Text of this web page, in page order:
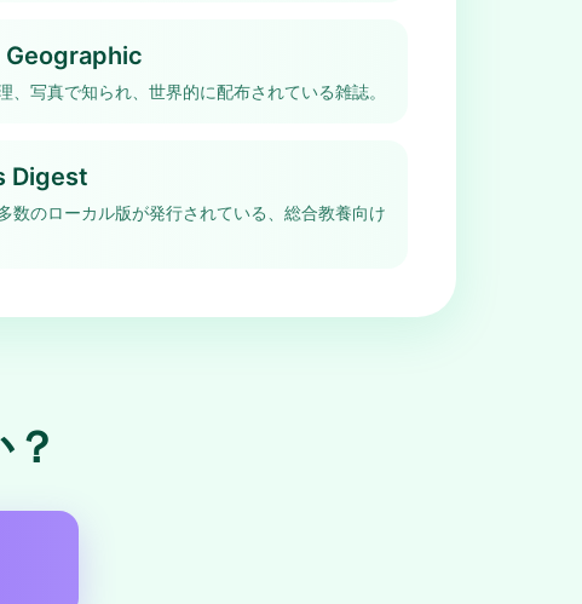
Geographic
、写真で知られ、世界的に配布されている雑誌。
Digest
数のローカル版が発行されている、総合教養向け